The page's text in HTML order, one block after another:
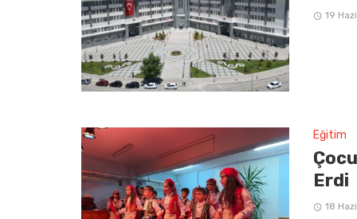
19
Eğitim
Erdi
18